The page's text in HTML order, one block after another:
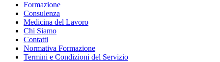
Formazione
Consulenza
Medicina del Lavoro
Chi Siamo
Contatti
Normativa Formazione
Termini e Condizioni del Servizio